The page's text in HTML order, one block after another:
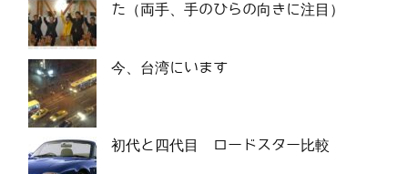
た（両手、手のひらの向きに注目）
今、台湾にいます
初代と四代目 ロードスター比較